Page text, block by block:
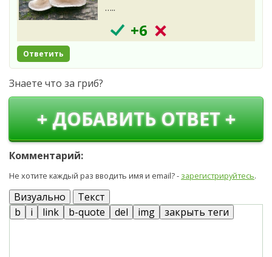
…..
+6
Ответить
Знаете что за гриб?
+ ДОБАВИТЬ ОТВЕТ +
Комментарий:
Не хотите каждый раз вводить имя и email? - зарегистрируйтесь.
Визуально Текст